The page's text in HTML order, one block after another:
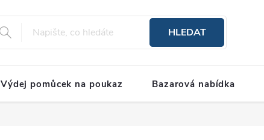
HLEDAT
Výdej pomůcek na poukaz Bazarová nabídka